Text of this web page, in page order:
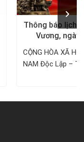
Thông báo lịch
Vương, ngày
1/5/
CỘNG HÒA XÃ
NAM Độc Lập –